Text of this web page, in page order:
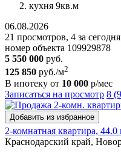
кухня 9кв.м
06.08.2026
21 просмотров, 4 за сегодня
номер объекта 109929878
5 550 000 руб.
125 850 руб./м2
В ипотеку от 10 000 р/мес
Записаться на просмотр 8
Добавить из избранное
2-комнатная квартира, 44.0
Краснодарский край,